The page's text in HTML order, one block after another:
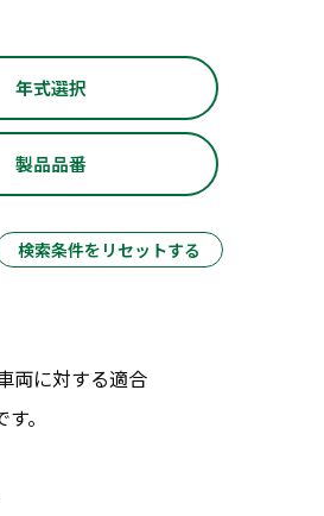
年式選択
製品品番
検索条件をリセットする
両に対する適合
。